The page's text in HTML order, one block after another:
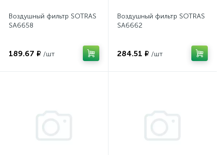
Воздушный фильтр SOTRAS
SA6658
189.67 ₽ /шт
Воздушный фильтр SOTRAS
SA6662
284.51 ₽ /шт